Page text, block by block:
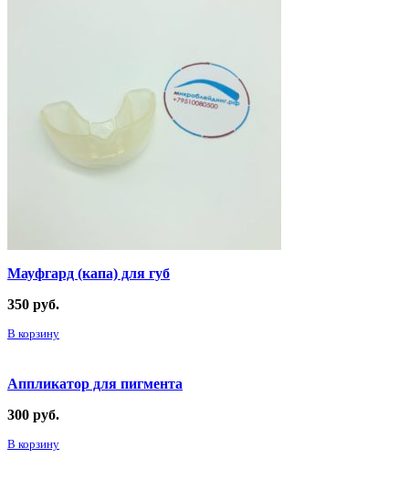
Мауфгард (капа) для губ
350 руб.
В корзину
Аппликатор для пигмента
300 руб.
В корзину